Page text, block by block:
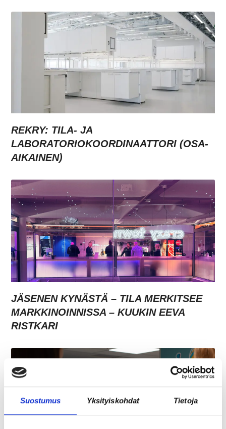
Suostumus Yksityiskohdat Tietoja
REKRY: TILA- JA
LABORATORIOKOORDINAATTORI (OSA-
AIKAINEN)
JÄSENEN KYNÄSTÄ – TILA MERKITSEE
MARKKINOINNISSA – KUUKIN EEVA
RISTKARI